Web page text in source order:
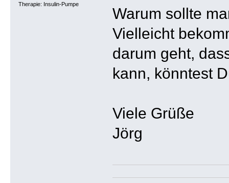
Therapie: Insulin-Pumpe
Warum sollte
Vielleicht
darum geht,
kann, könntest
Viele Grüße
Jörg